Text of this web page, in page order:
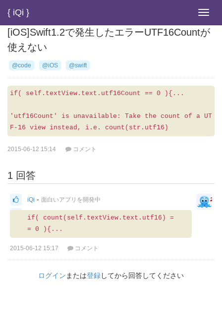
{ iQi }
[iOS]Swift1.2で発生したエラーUTF16Countが
使えない
@code @iOS @swift
if( self.textView.text.utf16Count == 0 ){...
'utf16Count' is unavailable: Take the count of a UT
F-16 view instead, i.e. count(str.utf16)
2015-06-12 15:14 コメント
1 回答
iQi - 面白いアプリを開発中
if( count(self.textView.text.utf16) =
= 0 ){...
2015-06-12 15:17 コメント
ログイン または登録してから回答してください